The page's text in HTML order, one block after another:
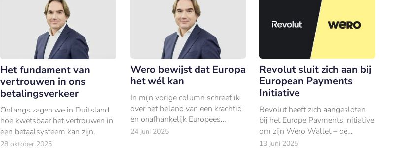
Het fundament van
vertrouwen in ons
betalingsverkeer
Onlangs zagen we in Duitsland
hoe kwetsbaar het vertrouwen in
een betaalsysteem kan zijn.
28 oktober 2025
Wero bewijst dat Europa
het wél kan
In mijn vorige column schreef ik
over het belang van een krachtig
en onafhankelijk Europees
betaalsysteem. De urgentie is
24 juni 2025
Revolut sluit zich aan bij
European Payments
Initiative
Revolut heeft zich aangesloten
bij het Europe Payments Initiative
om zijn Wero Wallet – de
Europese uitwerking van iDEAL
13 juni 2025